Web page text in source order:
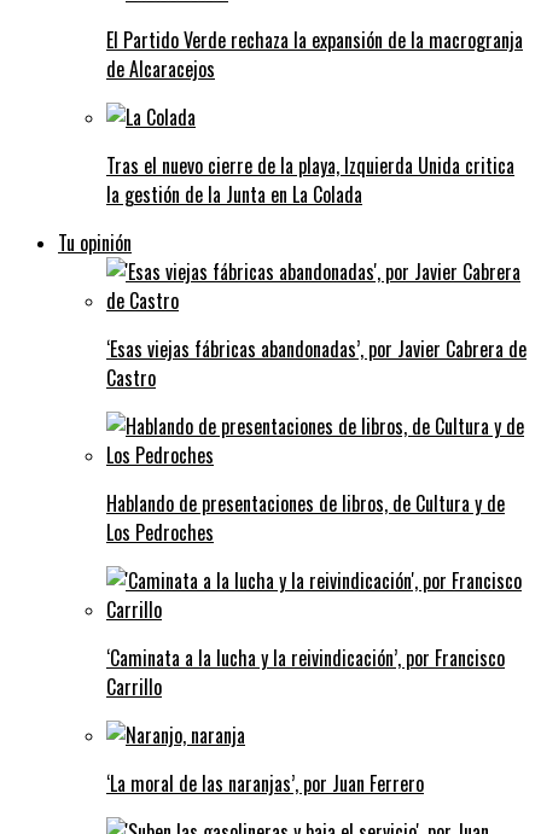
El Partido Verde rechaza la expansión de la macrogranja
de Alcaracejos
Tras el nuevo cierre de la playa, Izquierda Unida critica
la gestión de la Junta en La Colada
Tu opinión
‘Esas viejas fábricas abandonadas’, por Javier Cabrera de
Castro
Hablando de presentaciones de libros, de Cultura y de
Los Pedroches
‘Caminata a la lucha y la reivindicación’, por Francisco
Carrillo
‘La moral de las naranjas’, por Juan Ferrero